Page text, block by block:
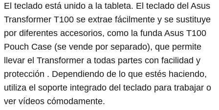
El teclado está unido a la tableta. El teclado del Asus
Transformer T100 se extrae fácilmente y se sustituye
por diferentes accesorios, como la funda Asus T100
Pouch Case (se vende por separado), que permite
llevar el Transformer a todas partes con facilidad y
protección . Dependiendo de lo que estés haciendo,
utiliza el soporte integrado del teclado para trabajar o
ver vídeos cómodamente.